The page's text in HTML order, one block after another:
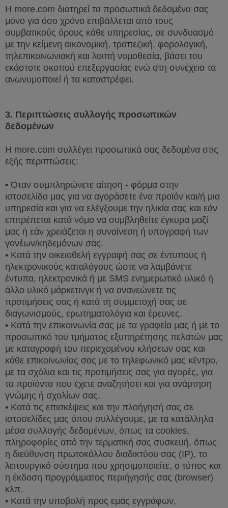
Η more.com διατηρεί τα προσωπικά δεδομένα σας
μόνο για όσο χρόνο επιβάλλεται από τους
συμβατικούς όρους κάθε υπηρεσίας, σε συνδυασμό
με την κείμενη οικονομική, τραπεζική, φορολογική,
τηλεπικοινωνιακή και λοιπή νομοθεσία, βάσει του
εκάστοτε σκοπού επεξεργασίας ενώ στη συνέχεια τα
ανωνυμοποιεί ή τα καταστρέφει.
3. Περιπτώσεις συλλογής προσωπικών
δεδομένων
Η more.com συλλέγει προσωπικά σας δεδομένα στις
εξής περιπτώσεις:
• Όταν συμπληρώνετε αίτηση - φόρμα στην
ιστοσελίδα μας για να αγοράσετε ένα προϊόν και/ή μια
υπηρεσία και για να ελέγξουμε την ηλικία σας και εάν
επιτρέπεται κατά νόμο να συμβληθείτε έγκυρα μαζί
μας ή εάν χρειάζεται η συναίνεση ή υπογραφή των
γονέων/κηδεμόνων σας.
• Κατά την οικειοθελή εγγραφή σας σε έντυπους ή
ηλεκτρονικούς καταλόγους ώστε να λαμβάνετε
έντυπα, ηλεκτρονικά ή με SMS ενημερωτικό υλικό ή
άλλο υλικό μάρκετινγκ ή να ανανεώνετε τις
προτιμήσεις σας ή κατά τη συμμετοχή σας σε
διαγωνισμούς, ερωτηματολόγια και έρευνες.
• Κατά την επικοινωνία σας με τα γραφεία μας ή με το
προσωπικό του τμήματος εξυπηρέτησης πελατών μας
με καταγραφή του περιεχομένου κλήσεων σας και
κάθε επικοινωνίας σας με το τηλεφωνικό μας κέντρο,
με τα σχόλια και τις προτιμήσεις σας για αγορές, για
τα προϊόντα που έχετε αναζητήσει και για ανάρτηση
γνώμης ή σχολίων σας.
• Κατά τις επισκέψεις και την πλοήγησή σας σε
ιστοσελίδες μας όπου συλλέγουμε, με τα κατάλληλα
μέσα συλλογής δεδομένων, όπως τα cookies,
πληροφορίες από την τερματική σας συσκευή, όπως
η διεύθυνση πρωτοκόλλου διαδικτύου σας (IP), το
λειτουργικό σύστημα που χρησιμοποιείτε, ο τύπος και
η έκδοση προγράμματος περιήγησής σας (browser)
κλπ.
• Κατά την υποβολή προς εμάς εγγράφων,